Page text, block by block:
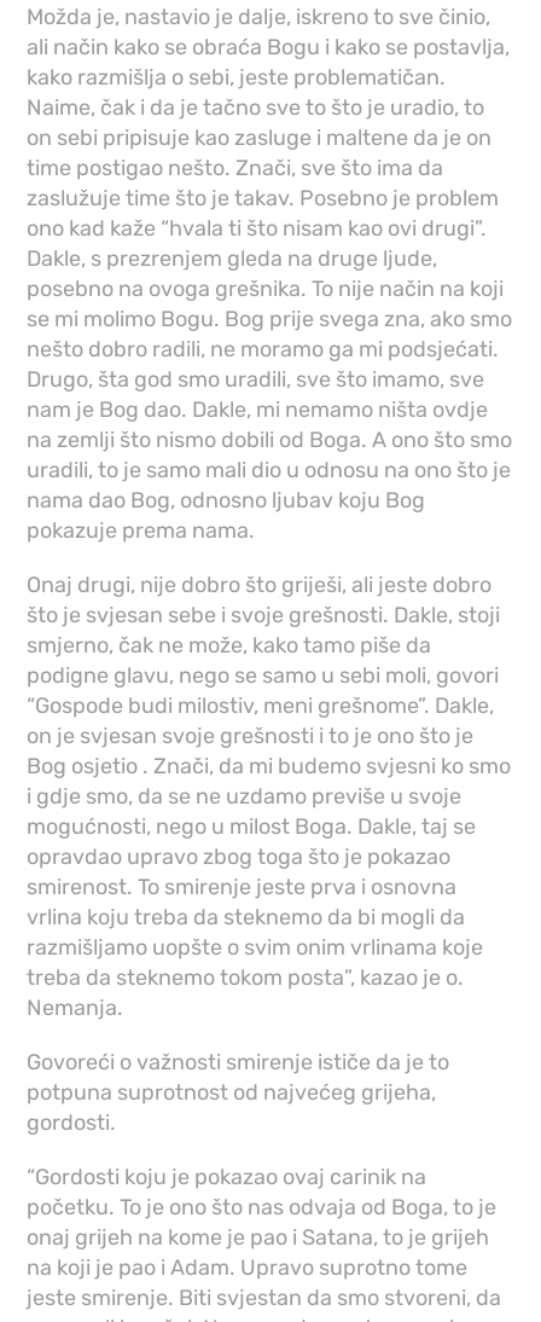
Možda je, nastavio je dalje, iskreno to sve činio,
ali način kako se obraća Bogu i kako se postavlja,
kako razmišlja o sebi, jeste problematičan.
Naime, čak i da je tačno sve to što je uradio, to
on sebi pripisuje kao zasluge i maltene da je on
time postigao nešto. Znači, sve što ima da
zaslužuje time što je takav. Posebno je problem
ono kad kaže “hvala ti što nisam kao ovi drugi”.
Dakle, s prezrenjem gleda na druge ljude,
posebno na ovoga grešnika. To nije način na koji
se mi molimo Bogu. Bog prije svega zna, ako smo
nešto dobro radili, ne moramo ga mi podsjećati.
Drugo, šta god smo uradili, sve što imamo, sve
nam je Bog dao. Dakle, mi nemamo ništa ovdje
na zemlji što nismo dobili od Boga. A ono što smo
uradili, to je samo mali dio u odnosu na ono što je
nama dao Bog, odnosno ljubav koju Bog
pokazuje prema nama.
Onaj drugi, nije dobro što griješi, ali jeste dobro
što je svjesan sebe i svoje grešnosti. Dakle, stoji
smjerno, čak ne može, kako tamo piše da
podigne glavu, nego se samo u sebi moli, govori
“Gospode budi milostiv, meni grešnome”. Dakle,
on je svjesan svoje grešnosti i to je ono što je
Bog osjetio . Znači, da mi budemo svjesni ko smo
i gdje smo, da se ne uzdamo previše u svoje
mogućnosti, nego u milost Boga. Dakle, taj se
opravdao upravo zbog toga što je pokazao
smirenost. To smirenje jeste prva i osnovna
vrlina koju treba da steknemo da bi mogli da
razmišljamo uopšte o svim onim vrlinama koje
treba da steknemo tokom posta”, kazao je o.
Nemanja.
Govoreći o važnosti smirenje ističe da je to
potpuna suprotnost od najvećeg grijeha,
gordosti.
“Gordosti koju je pokazao ovaj carinik na
početku. To je ono što nas odvaja od Boga, to je
onaj grijeh na kome je pao i Satana, to je grijeh
na koji je pao i Adam. Upravo suprotno tome
jeste smirenje. Biti svjestan da smo stvoreni, da